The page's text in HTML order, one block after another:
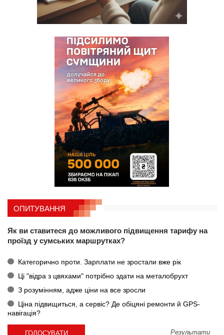
ОПИТУВАННЯ
Як ви ставитеся до можливого підвищення тарифу на
проїзд у сумських маршрутках?
Категорично проти. Зарплати не зростали вже рік
Ці "відра з цвяхами" потрібно здати на металобрухт
З розумінням, адже ціни на все зросли
Ціна підвищиться, а сервіс? Де обіцяні ремонти й GPS-
навігація?
Результати